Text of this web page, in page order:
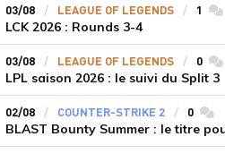
03/08 LEAGUE OF LEGENDS 1
LCK 2026 : Rounds 3-4
03/08 LEAGUE OF LEGENDS 0
LPL saison 2026 : le suivi du Split 3
02/08 COUNTER-STRIKE 2 0
BLAST Bounty Summer : le titre